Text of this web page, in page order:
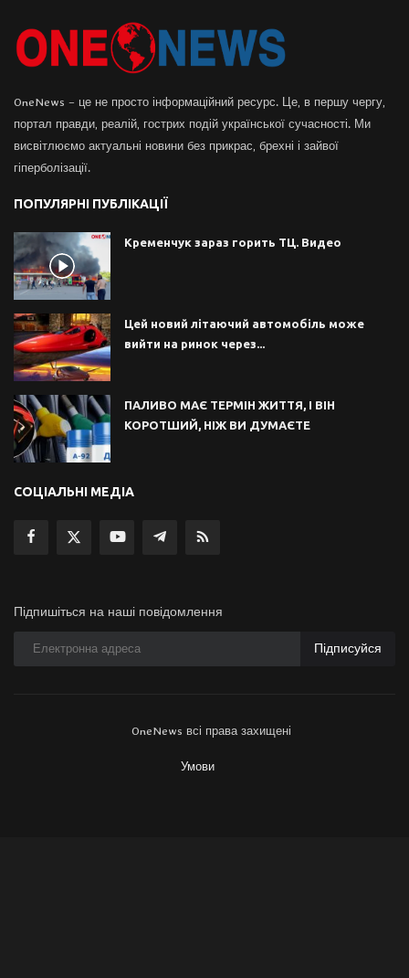
OneNews – це не просто інформаційний ресурс. Це, в першу чергу,
портал правди, реалій, гострих подій української сучасності. Ми
висвітлюємо актуальні новини без прикрас, брехні і зайвої
гіперболізації.
ПОПУЛЯРНІ ПУБЛІКАЦІЇ
Кременчук зараз горить ТЦ. Видео
Цей новий літаючий автомобіль може
вийти на ринок через...
ПАЛИВО МАЄ ТЕРМІН ЖИТТЯ, І ВІН
КОРОТШИЙ, НІЖ ВИ ДУМАЄТЕ
СОЦІАЛЬНІ МЕДІА
Підпишіться на наші повідомлення
Підписуйся
OneNews всі права захищені
Умови